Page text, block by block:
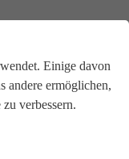
Einige davon
andere ermöglichen,
verbessern.